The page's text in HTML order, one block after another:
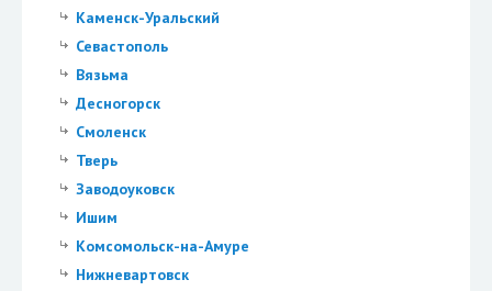
Каменск-Уральский
Севастополь
Вязьма
Десногорск
Смоленск
Тверь
Заводоуковск
Ишим
Комсомольск-на-Амуре
Нижневартовск